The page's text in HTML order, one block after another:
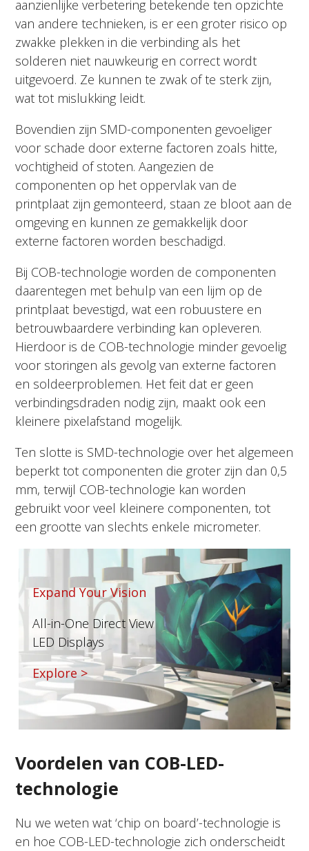
aanzienlijke verbetering betekende ten opzichte
van andere technieken, is er een groter risico op
zwakke plekken in die verbinding als het
solderen niet nauwkeurig en correct wordt
uitgevoerd. Ze kunnen te zwak of te sterk zijn,
wat tot mislukking leidt.
Bovendien zijn SMD-componenten gevoeliger
voor schade door externe factoren zoals hitte,
vochtigheid of stoten. Aangezien de
componenten op het oppervlak van de
printplaat zijn gemonteerd, staan ze bloot aan de
omgeving en kunnen ze gemakkelijk door
externe factoren worden beschadigd.
Bij COB-technologie worden de componenten
daarentegen met behulp van een lijm op de
printplaat bevestigd, wat een robuustere en
betrouwbaardere verbinding kan opleveren.
Hierdoor is de COB-technologie minder gevoelig
voor storingen als gevolg van externe factoren
en soldeerproblemen. Het feit dat er geen
verbindingsdraden nodig zijn, maakt ook een
kleinere pixelafstand mogelijk.
Ten slotte is SMD-technologie over het algemeen
beperkt tot componenten die groter zijn dan 0,5
mm, terwijl COB-technologie kan worden
gebruikt voor veel kleinere componenten, tot
een grootte van slechts enkele micrometer.
Expand Your Vision
All-in-One Direct View
LED Displays
Explore >
Voordelen van COB-LED-
technologie
Nu we weten wat ‘chip on board’-technologie is
en hoe COB-LED-technologie zich onderscheidt